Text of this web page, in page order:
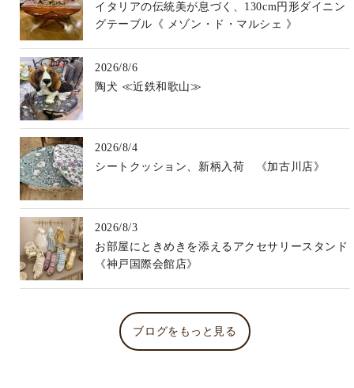
イタリアの伝統美が息づく、130cm円形ダイニン
グテーブル《 メゾン・ド・マルシェ 》
2026/8/6
陶犬 ≪近鉄和歌山≫
2026/8/4
シートクッション、新柄入荷 《加古川店》
2026/8/3
お部屋にときめきを添えるアクセサリースタンド
《神戸国際会館店》
ブログをもっと見る